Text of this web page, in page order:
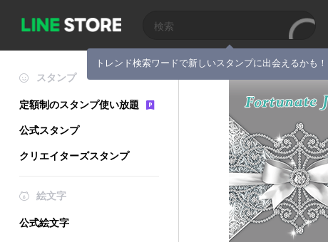
トレンド検索ワードで新しいスタンプに出会えるかも！
スタンプ
定額制のスタンプ使い放題
公式スタンプ
クリエイターズスタンプ
絵文字
公式絵文字